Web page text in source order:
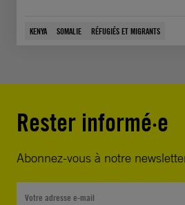
KENYA SOMALIE RÉFUGIÉS ET MIGRANTS
Rester informé·e
Abonnez-vous à notre